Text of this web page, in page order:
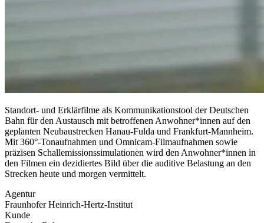
Standort- und Erklärfilme als Kommunikationstool der Deutschen
Bahn für den Austausch mit betroffenen Anwohner*innen auf den
geplanten Neubaustrecken Hanau-Fulda und Frankfurt-Mannheim.
Mit 360°-Tonaufnahmen und Omnicam-Filmaufnahmen sowie
präzisen Schallemissionssimulationen wird den Anwohner*innen in
den Filmen ein dezidiertes Bild über die auditive Belastung an den
Strecken heute und morgen vermittelt.
Agentur
Fraunhofer Heinrich-Hertz-Institut
Kunde